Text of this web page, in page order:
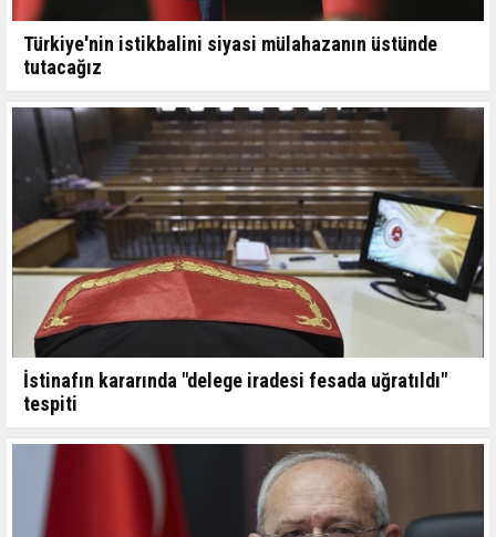
Türkiye'nin istikbalini siyasi mülahazanın üstünde
tutacağız
İstinafın kararında "delege iradesi fesada uğratıldı"
tespiti